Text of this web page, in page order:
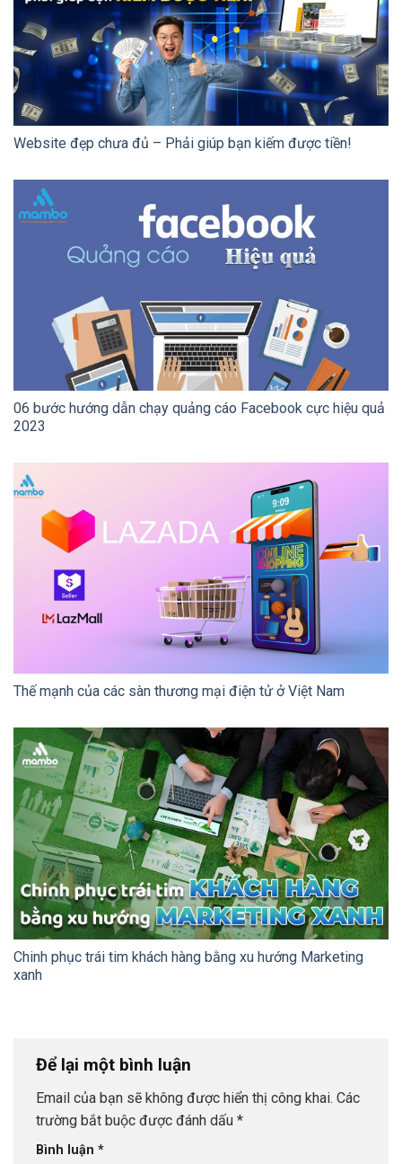
Website đẹp chưa đủ – Phải giúp bạn kiếm được tiền!
06 bước hướng dẫn chạy quảng cáo Facebook cực hiệu quả
2023
Thế mạnh của các sàn thương mại điện tử ở Việt Nam
Chinh phục trái tim khách hàng bằng xu hướng Marketing
xanh
Để lại một bình luận
Email của bạn sẽ không được hiển thị công khai. Các
trường bắt buộc được đánh dấu *
Bình luận *